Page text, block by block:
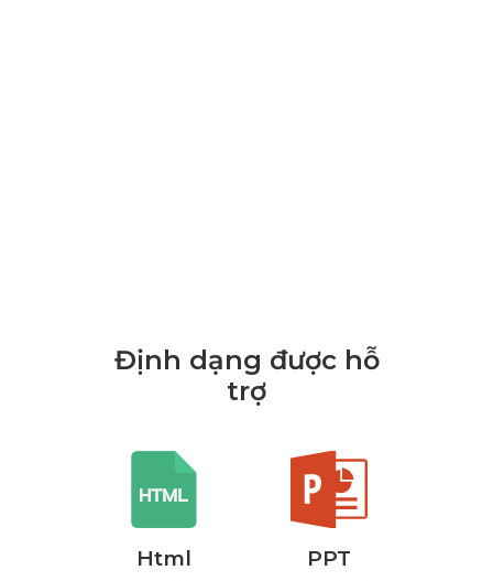
Định dạng được hỗ
trợ
Html PPT